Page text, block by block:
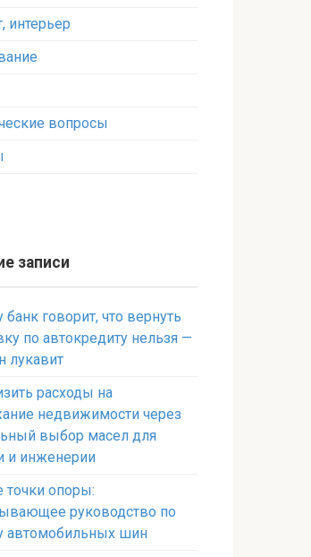
интерьер
вопросы
записи
говорит, что вернуть
по автокредиту нельзя —
лукавит
расходы на
недвижимости через
выбор масел для
и инженерии
точки опоры:
руководство по
автомобильных шин